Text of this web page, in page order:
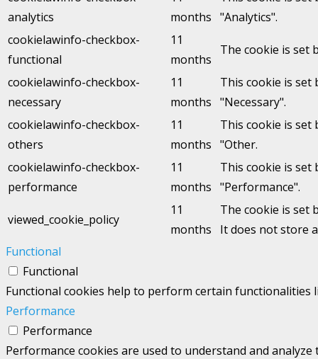
analytics
months "Analytics".
cookielawinfo-checkbox-
functional
11
months
The cookie is set
cookielawinfo-checkbox-
necessary
11
months
This cookie is set
"Necessary".
cookielawinfo-checkbox-
others
11
months
This cookie is set
"Other.
cookielawinfo-checkbox-
performance
11
months
This cookie is set
"Performance".
viewed_cookie_policy
11
months
The cookie is set
It does not store
Functional
Functional
Functional cookies help to perform certain
Performance
Performance
Performance cookies are used to understand and